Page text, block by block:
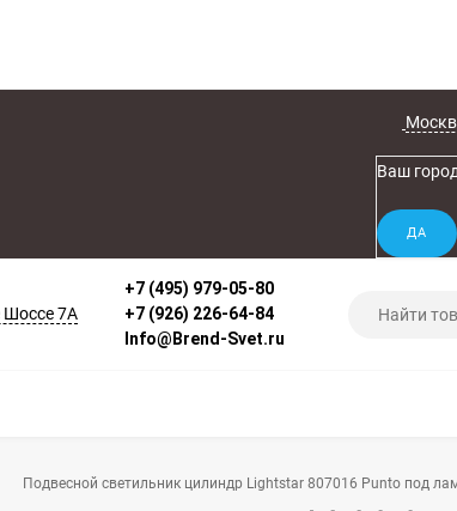
Ваш город
7А
+7 (495) 979-05-80
+7 (926) 226-64-84
Info@Brend-Svet.ru
Подвесной светильник цилиндр Lightstar 807016 Punto под